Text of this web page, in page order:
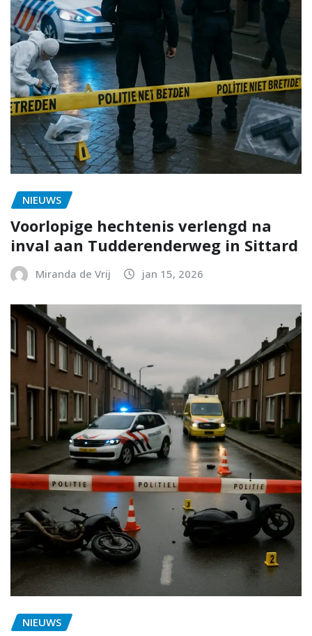
NIEUWS
Voorlopige hechtenis verlengd na
inval aan Tudderenderweg in Sittard
Miranda de Vrij jan 15, 2026
NIEUWS